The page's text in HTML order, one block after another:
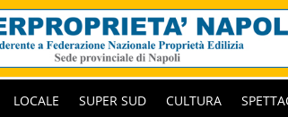
LOCALE SUPER SUD CULTURA